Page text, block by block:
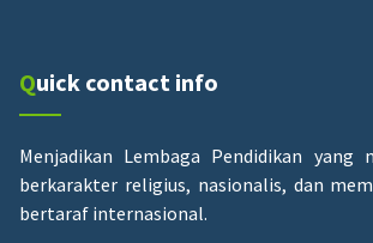
Quick contact info
Menjadikan Lembaga Pendidikan yang
berkarakter religius, nasionalis, dan
bertaraf internasional.